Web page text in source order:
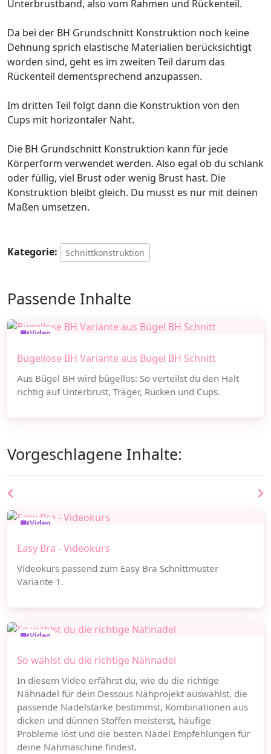
Unterbrustband, also vom Rahmen und Rückenteil.
Da bei der BH Grundschnitt Konstruktion noch keine
Dehnung sprich elastische Materialien berücksichtigt
worden sind, geht es im zweiten Teil darum das
Rückenteil dementsprechend anzupassen.
Im dritten Teil folgt dann die Konstruktion von den
Cups mit horizontaler Naht.
Die BH Grundschnitt Konstruktion kann für jede
Körperform verwendet werden. Also egal ob du schlank
oder füllig, viel Brust oder wenig Brust hast. Die
Konstruktion bleibt gleich. Du musst es nur mit deinen
Maßen umsetzen.
Kategorie: Schnittkonstruktion
Passende Inhalte
Video
Bügellose BH Variante aus Bügel BH Schnitt
Aus Bügel BH wird bügellos: So verteilst du den Halt
richtig auf Unterbrust, Träger, Rücken und Cups.
Vorgeschlagene Inhalte:
Video
Easy Bra - Videokurs
Videokurs passend zum Easy Bra Schnittmuster
Variante 1.
Video
So wählst du die richtige Nähnadel
In diesem Video erfährst du, wie du die richtige
Nähnadel für dein Dessous Nähprojekt auswählst, die
passende Nadelstärke bestimmst, Kombinationen aus
dicken und dünnen Stoffen meisterst, häufige
Probleme löst und die besten Nadel Empfehlungen für
deine Nähmaschine findest.